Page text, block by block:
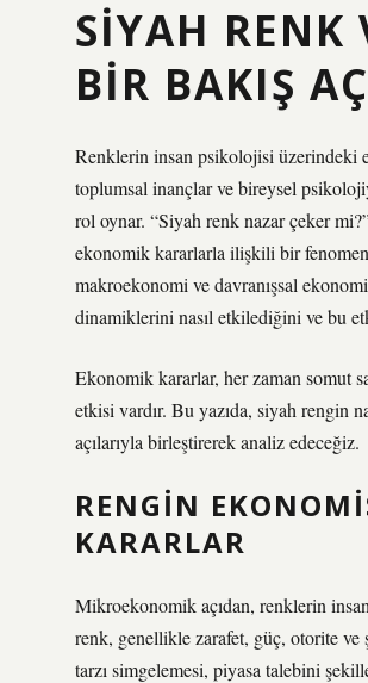
SIYAH
BIR BAKIŞ
Renklerin insan psikolojisi üzerindeki
toplumsal inançlar ve bireysel
rol oynar. “Siyah renk nazar çeker
ekonomik kararlarla ilişkili bir
makroekonomi ve davranışsal
dinamiklerini nasıl etkilediğini ve bu
Ekonomik kararlar, her zaman somut
etkisi vardır. Bu yazıda, siyah rengin
açılarıyla birleştirerek analiz edeceğiz.
RENGIN
KARARLAR
Mikroekonomik açıdan, renklerin
renk, genellikle zarafet, güç, otorite ve
tarzı simgelemesi, piyasa talebini